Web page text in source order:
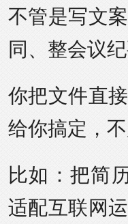
不管是写文
同、整会议
你把文件直
给你搞定，
比如：把简
适配互联网